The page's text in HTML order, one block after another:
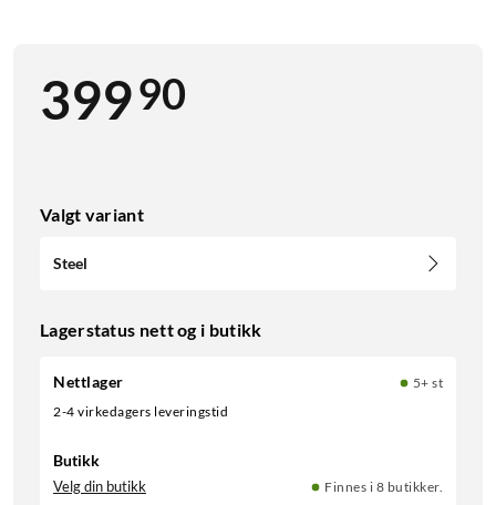
39990
Valgt variant
Steel
Lagerstatus nett og i butikk
Nettlager
5+ st
2-4 virkedagers leveringstid
Butikk
Velg din butikk Finnes i 8 butikker.